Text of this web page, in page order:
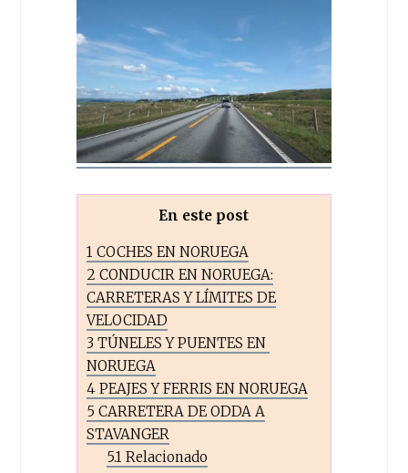
En este post
1 COCHES EN NORUEGA
2 CONDUCIR EN NORUEGA:
CARRETERAS Y LÍMITES DE
VELOCIDAD
3 TÚNELES Y PUENTES EN
NORUEGA
4PEAJES Y FERRIS EN NORUEGA
5 CARRETERA DE ODDA A
STAVANGER
5.1 Relacionado